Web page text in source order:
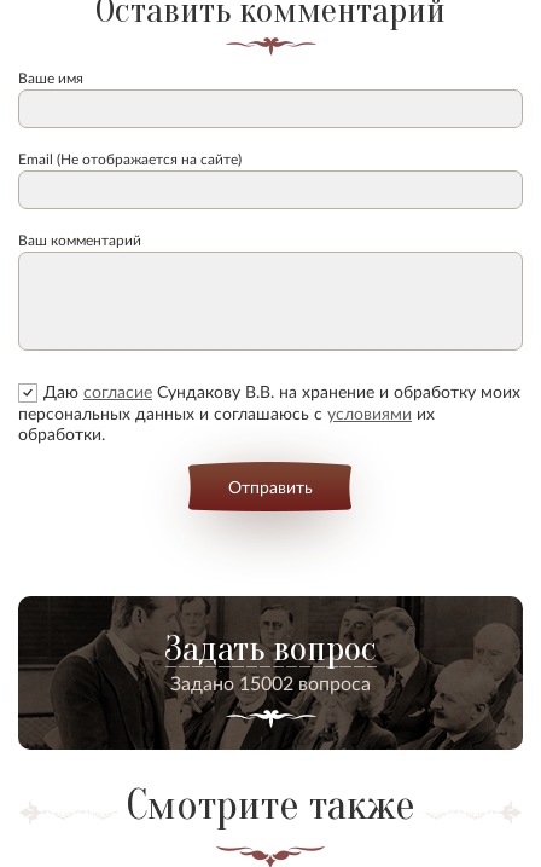
Оставить комментарий
Ваше имя
Email (Не отображается на сайте)
Ваш комментарий
Даю согласие Сундакову В.В. на хранение и обработку моих
персональных данных и соглашаюсь с условиями их
обработки.
Отправить
Задать вопрос
Задано 15002 вопроса
Смотрите также